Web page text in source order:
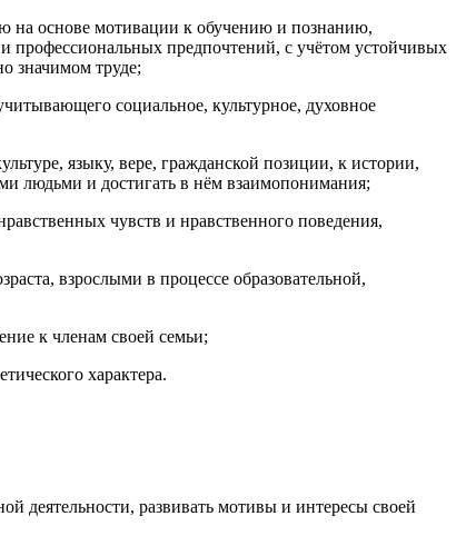
на основе мотивации к обучению и познанию,
профессиональных предпочтений, с учётом устойчивых
значимом труде;
социальное, культурное, духовное
языку, вере, гражданской позиции, к истории,
людьми и достигать в нём взаимопонимания;
чувств и нравственного поведения,
взрослыми в процессе образовательной,
к членам своей семьи;
характера.
деятельности, развивать мотивы и интересы своей